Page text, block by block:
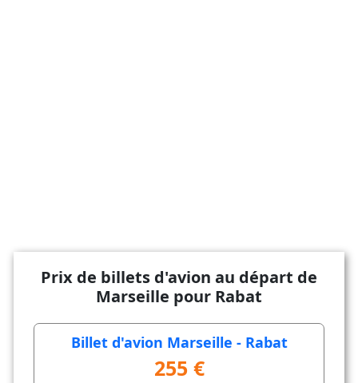
Prix de billets d'avion au départ de
Marseille pour Rabat
Billet d'avion Marseille - Rabat
255 €